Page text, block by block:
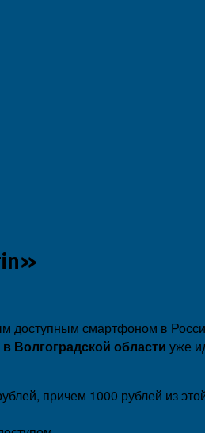
доступным смартфоном в
в Волгоградской области уже
причем 1000 рублей из